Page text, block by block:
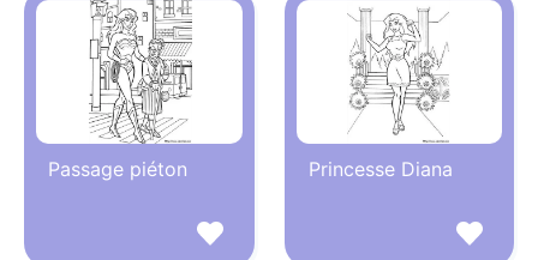
Passage piéton Princesse Diana